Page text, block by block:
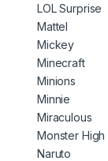
LOL Surprise
Mattel
Mickey
Minecraft
Minions
Minnie
Miraculous
Monster High
Naruto